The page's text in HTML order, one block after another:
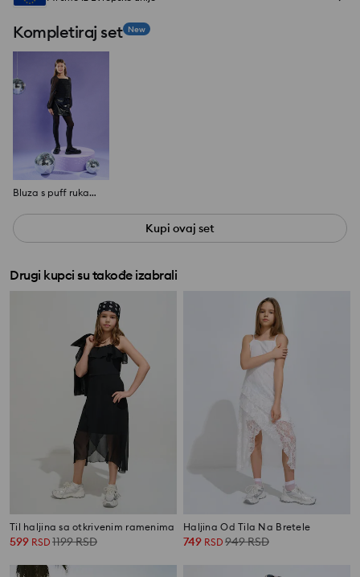
Kompletiraj set New
Bluza s puff rukavima
Kupi ovaj set
Drugi kupci su takođe izabrali
Til haljina sa otkrivenim ramenima
599 RSD 1199RSD
Haljina Od Tila Na Bretele
749 RSD 949RSD